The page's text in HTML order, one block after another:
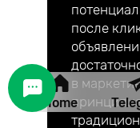
после
в
Home